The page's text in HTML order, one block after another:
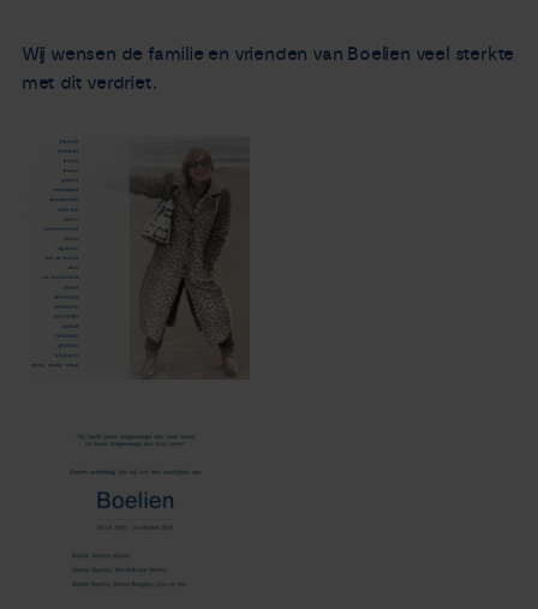
Wij wensen de familie en vrienden van Boelien veel sterkte
met dit verdriet.